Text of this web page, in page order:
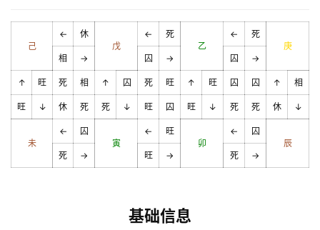
己
←
休
戊
←
死
乙
←
死
庚
相
→ 囚 → 囚 →
↑ 旺 死 相 ↑ 囚 死 旺 ↑ 旺 囚 囚 ↑ 相
旺 ↓ 休 死 死 ↓ 旺 囚 旺 ↓ 死 死 休 ↓
未
←
囚
寅
←
旺
卯
←
囚
辰
死
→ 旺 → 死 →
基础信息